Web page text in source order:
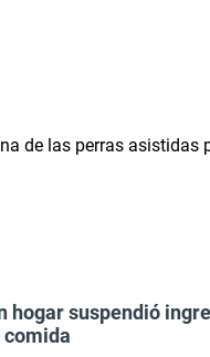
hogar suspendió
comida